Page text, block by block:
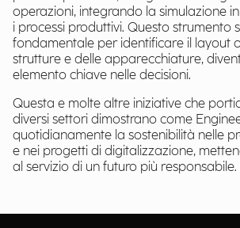
operazioni, integrando la simulazione
i processi produttivi. Questo strumento
fondamentale per identificare il layout
strutture e delle apparecchiature,
elemento chiave nelle decisioni.
Questa e molte altre iniziative che
diversi settori dimostrano come
quotidianamente la sostenibilità nelle
e nei progetti di digitalizzazione,
al servizio di un futuro più responsabile.